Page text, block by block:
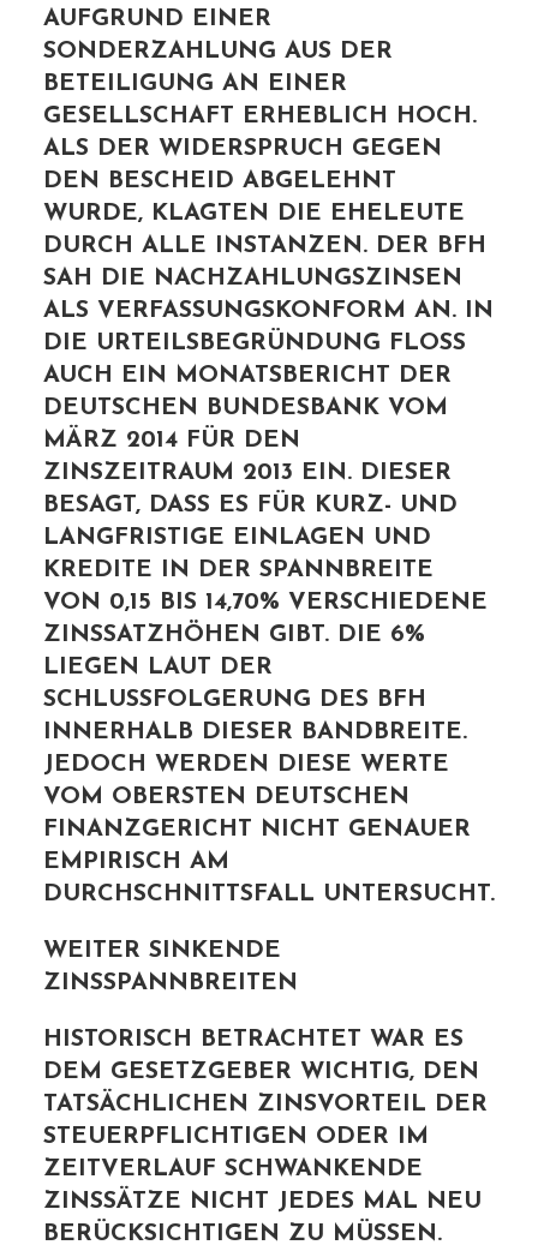
AUFGRUND EINER
SONDERZAHLUNG AUS DER
BETEILIGUNG AN EINER
GESELLSCHAFT ERHEBLICH HOCH.
ALS DER WIDERSPRUCH GEGEN
DEN BESCHEID ABGELEHNT
WURDE, KLAGTEN DIE EHELEUTE
DURCH ALLE INSTANZEN. DER BFH
SAH DIE NACHZAHLUNGSZINSEN
ALS VERFASSUNGSKONFORM AN. IN
DIE URTEILSBEGRÜNDUNG FLOSS
AUCH EIN MONATSBERICHT DER
DEUTSCHEN BUNDESBANK VOM
MÄRZ 2014 FÜR DEN
ZINSZEITRAUM 2013 EIN. DIESER
BESAGT, DASS ES FÜR KURZ- UND
LANGFRISTIGE EINLAGEN UND
KREDITE IN DER SPANNBREITE
VON 0,15 BIS 14,70% VERSCHIEDENE
ZINSSATZHÖHEN GIBT. DIE 6%
LIEGEN LAUT DER
SCHLUSSFOLGERUNG DES BFH
INNERHALB DIESER BANDBREITE.
JEDOCH WERDEN DIESE WERTE
VOM OBERSTEN DEUTSCHEN
FINANZGERICHT NICHT GENAUER
EMPIRISCH AM
DURCHSCHNITTSFALL UNTERSUCHT.
WEITER SINKENDE
ZINSSPANNBREITEN
HISTORISCH BETRACHTET WAR ES
DEM GESETZGEBER WICHTIG, DEN
TATSÄCHLICHEN ZINSVORTEIL DER
STEUERPFLICHTIGEN ODER IM
ZEITVERLAUF SCHWANKENDE
ZINSSÄTZE NICHT JEDES MAL NEU
BERÜCKSICHTIGEN ZU MÜSSEN.